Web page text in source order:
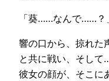
「葵……なんで……？
響の口から、掠れた
と共に戦い、そして
彼女の顔が、そこに